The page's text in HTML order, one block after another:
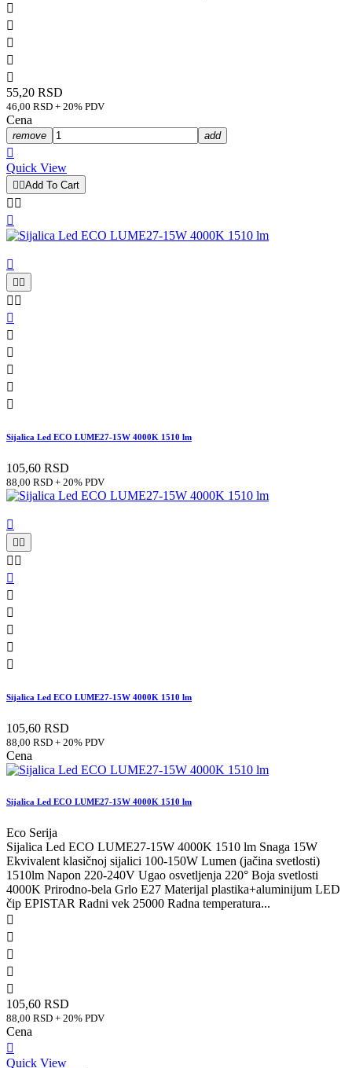





55,20 RSD
46,00 RSD + 20% PDV
Cena
remove add

Quick View
 Add To Cart
 


 
 






Sijalica Led ECO LUME27-15W 4000K 1510 lm
105,60 RSD
88,00 RSD + 20% PDV

 
 






Sijalica Led ECO LUME27-15W 4000K 1510 lm
105,60 RSD
88,00 RSD + 20% PDV
Cena
Sijalica Led ECO LUME27-15W 4000K 1510 lm
Eco Serija
Sijalica Led ECO LUME27-15W 4000K 1510 lm Snaga 15W
Ekvivalent klasičnoj sijalici 100-150W Lumen (jačina svetlosti)
1510lm Napon 220-240V Ugao osvetljenja 220° Boja svetlosti
4000K Prirodno-bela Grlo E27 Materijal plastika+aluminijum LED
čip EPISTAR Radni vek 25000 Radna temperatura...





105,60 RSD
88,00 RSD + 20% PDV
Cena

Quick View